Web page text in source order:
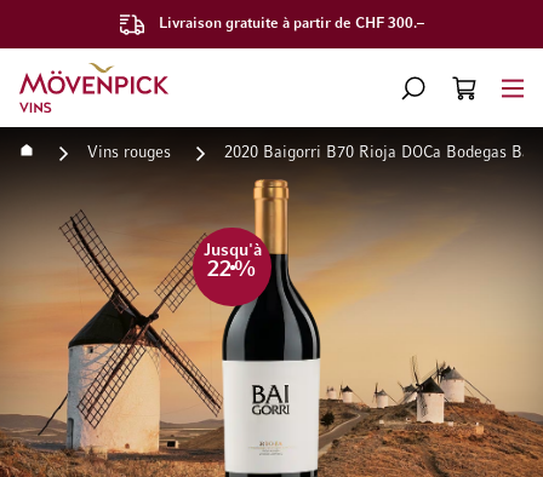
Livraison gratuite à partir de CHF 300.–
Aller à la page d'accueil
CHERCHERPANIER
Accueil Vins rouges 2020 Baigorri B70 Rioja DOCa Bodegas
Jusqu'à
22%
Passer à la fin de la galerie d’images